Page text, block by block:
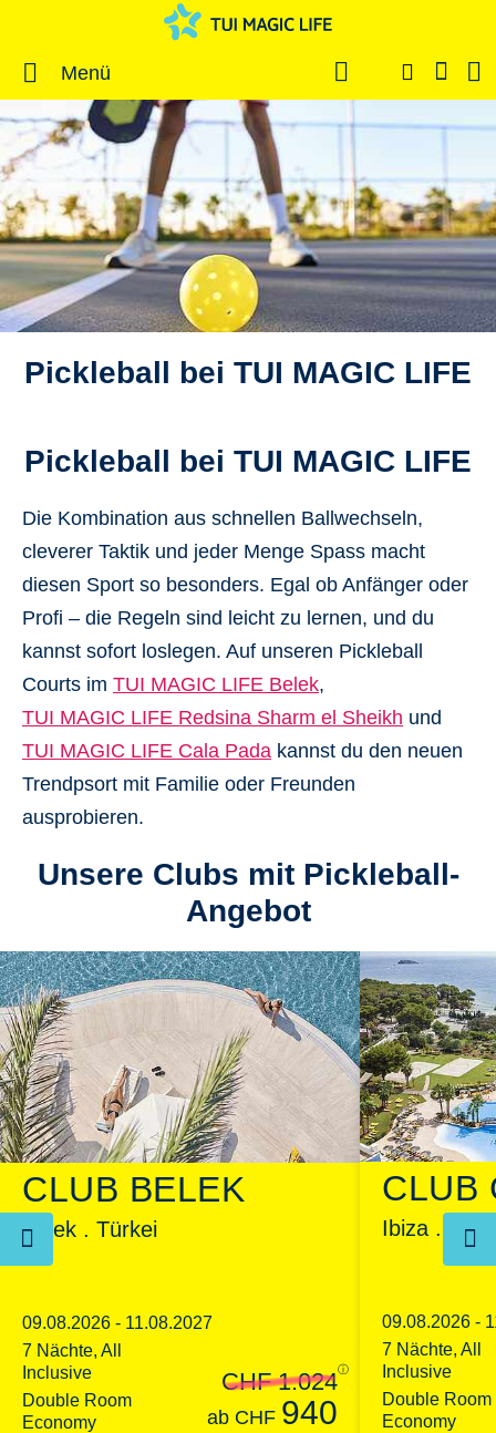
Menü
Pickleball bei TUI MAGIC LIFE
Pickleball bei TUI MAGIC LIFE
Die Kombination aus schnellen Ballwechseln,
cleverer Taktik und jeder Menge Spass macht
diesen Sport so besonders. Egal ob Anfänger oder
Profi – die Regeln sind leicht zu lernen, und du
kannst sofort loslegen. Auf unseren Pickleball
Courts im TUI MAGIC LIFE Belek,
TUI MAGIC LIFE Redsina Sharm el Sheikh und
TUI MAGIC LIFE Cala Pada kannst du den neuen
Trendpsort mit Familie oder Freunden
ausprobieren.
Unsere Clubs mit Pickleball-
Angebot
CLUB BELEK
Belek . Türkei
09.08.2026 - 11.08.2027
7 Nächte, All
Inclusive
Double Room
Economy
ⓘ
CHF 1.024
ab CHF 940
CLUB
Ibiza .
09.08.2026 -
7 Nächte, All
Inclusive
Double Room
Economy